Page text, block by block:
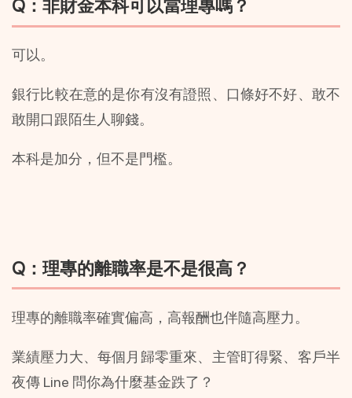
Q：非財金本科可以當理專嗎？
可以。
銀行比較在意的是你有沒有證照、口條好不好、敢不
敢開口跟陌生人聊錢。
本科是加分，但不是門檻。
Q：理專的離職率是不是很高？
理專的離職率確實偏高，高報酬也伴隨高壓力。
業績壓力大、每個月歸零重來、主管盯得緊、客戶半
夜傳 Line 問你為什麼基金跌了？